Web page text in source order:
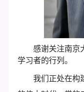
感谢关注南京大
学习者的行列。
我们正处在构